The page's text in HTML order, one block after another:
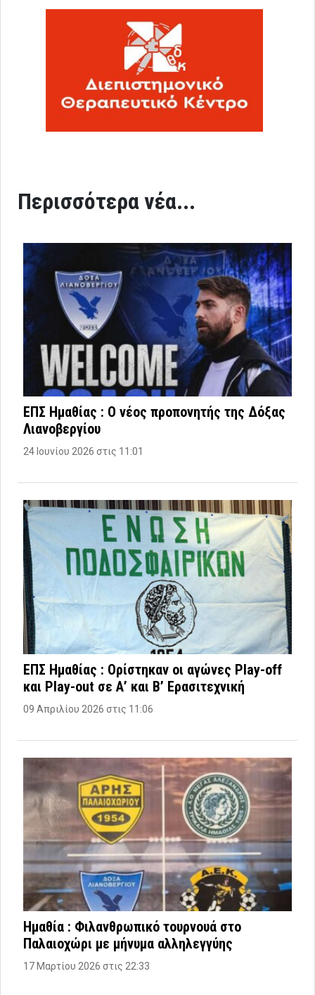
Περισσότερα νέα...
ΕΠΣ Ημαθίας : Ο νέος προπονητής της Δόξας
Λιανοβεργίου
24 Ιουνίου 2026 στις 11:01
ΕΠΣ Ημαθίας : Ορίστηκαν οι αγώνες Play-off
και Play-out σε Α’ και Β’ Ερασιτεχνική
09 Απριλίου 2026 στις 11:06
Ημαθία : Φιλανθρωπικό τουρνουά στο
Παλαιοχώρι με μήνυμα αλληλεγγύης
17 Μαρτίου 2026 στις 22:33